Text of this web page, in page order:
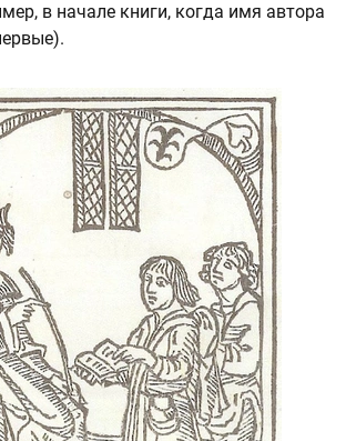
в начале книги, когда имя автора